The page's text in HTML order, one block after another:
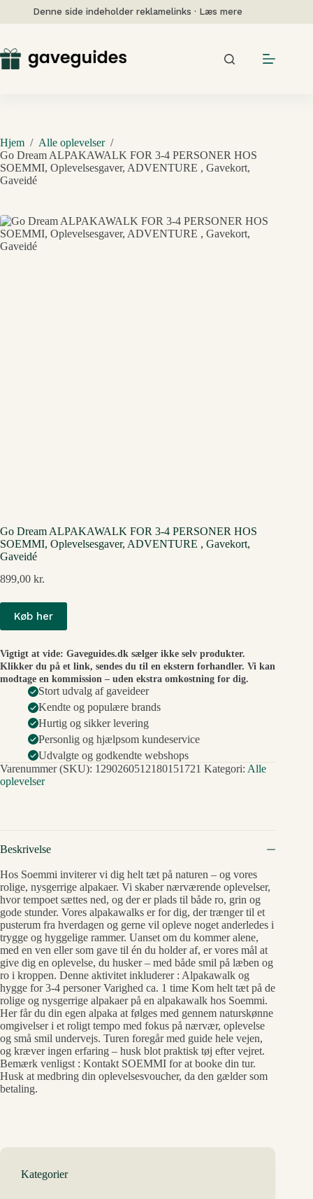
Denne side indeholder reklamelinks · Læs mere
Hjem / Alle oplevelser /
Go Dream ALPAKAWALK FOR 3-4 PERSONER HOS
SOEMMI, Oplevelsesgaver, ADVENTURE , Gavekort,
Gaveidé
Go Dream ALPAKAWALK FOR 3-4 PERSONER HOS
SOEMMI, Oplevelsesgaver, ADVENTURE , Gavekort,
Gaveidé
899,00 kr.
Køb her
Vigtigt at vide: Gaveguides.dk sælger ikke selv produkter.
Klikker du på et link, sendes du til en ekstern forhandler. Vi kan
modtage en kommission – uden ekstra omkostning for dig.
Stort udvalg af gaveideer
Kendte og populære brands
Hurtig og sikker levering
Personlig og hjælpsom kundeservice
Udvalgte og godkendte webshops
Varenummer (SKU): 1290260512180151721 Kategori: Alle
oplevelser
Beskrivelse
Hos Soemmi inviterer vi dig helt tæt på naturen – og vores
rolige, nysgerrige alpakaer. Vi skaber nærværende oplevelser,
hvor tempoet sættes ned, og der er plads til både ro, grin og
gode stunder. Vores alpakawalks er for dig, der trænger til et
pusterum fra hverdagen og gerne vil opleve noget anderledes i
trygge og hyggelige rammer. Uanset om du kommer alene,
med en ven eller som gave til én du holder af, er vores mål at
give dig en oplevelse, du husker – med både smil på læben og
ro i kroppen. Denne aktivitet inkluderer : Alpakawalk og
hygge for 3-4 personer Varighed ca. 1 time Kom helt tæt på de
rolige og nysgerrige alpakaer på en alpakawalk hos Soemmi.
Her får du din egen alpaka at følges med gennem naturskønne
omgivelser i et roligt tempo med fokus på nærvær, oplevelse
og små smil undervejs. Turen foregår med guide hele vejen,
og kræver ingen erfaring – husk blot praktisk tøj efter vejret.
Bemærk venligst : Kontakt SOEMMI for at booke din tur.
Husk at medbring din oplevelsesvoucher, da den gælder som
betaling.
Kategorier